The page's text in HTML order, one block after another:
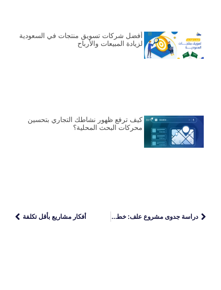
أفضل شركات تسويق منتجات في السعودية
لزيادة المبيعات والأرباح
كيف ترفع ظهور نشاطك التجاري بتحسين
محركات البحث المحلية؟
دراسة جدوى مشروع علف: خطوات تأسيس مصنع أعلاف يحقق أرباح أفكار مشاريع بأقل تكلفة